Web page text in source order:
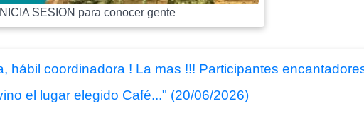
SESION para conocer gente
hábil coordinadora ! La mas !!! Participantes
el lugar elegido Café..." (20/06/2026)